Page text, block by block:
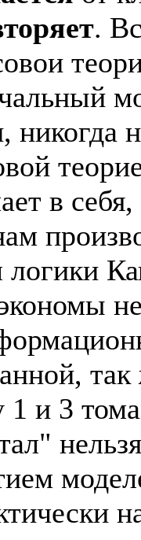
.
никогда
в
и 3